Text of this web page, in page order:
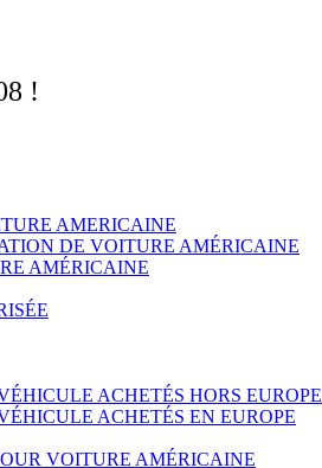
!
AMERICAINE
DE VOITURE AMÉRICAINE
AMÉRICAINE
ACHETÉS HORS EUROPE
ACHETÉS EN EUROPE
VOITURE AMÉRICAINE